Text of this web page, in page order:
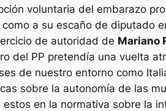
voluntaria del embarazo
a su escaño de diputado
de autoridad de Mariano
del PP pretendía una vuelta
de nuestro entorno como
sobre la autonomía de las
en la normativa sobre la